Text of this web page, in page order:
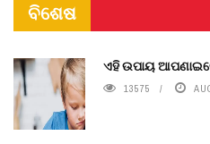
ବିଶେଷ
ଏହି ଉପାୟ
13575